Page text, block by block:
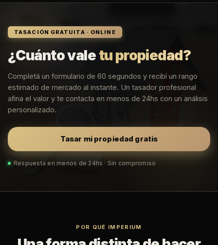
TASACIÓN GRATUITA · ONLINE
¿Cuánto vale tu propiedad?
Completá un formulario de 60 segundos y recibí un rango
estimado de mercado al instante. Un tasador profesional
afina el valor y te contacta en menos de 24hs con un análisis
personalizado.
Tasar mi propiedad gratis
Respuesta en menos de 24hs · Sin compromiso
POR QUÉ IMPERIUM